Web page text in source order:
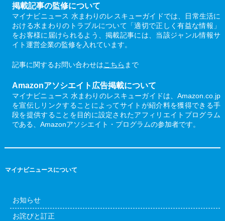
掲載記事の監修について
マイナビニュース 水まわりのレスキューガイドでは、日常生活に
おける水まわりのトラブルについて「適切で正しく有益な情報」
をお客様に届けられるよう、掲載記事には、当該ジャンル情報サ
イト運営企業の監修を入れています。
記事に関するお問い合わせはこちら まで
Amazonアソシエイト広告掲載について
マイナビニュース 水まわりのレスキューガイドは、Amazon.co.jp
を宣伝しリンクすることによってサイトが紹介料を獲得できる手
段を提供することを目的に設定されたアフィリエイトプログラム
である、Amazonアソシエイト・プログラムの参加者です。
マイナビニュースについて
お知らせ
お詫びと訂正